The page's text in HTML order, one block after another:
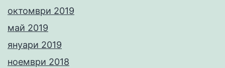
октомври 2019
май 2019
януари 2019
ноември 2018